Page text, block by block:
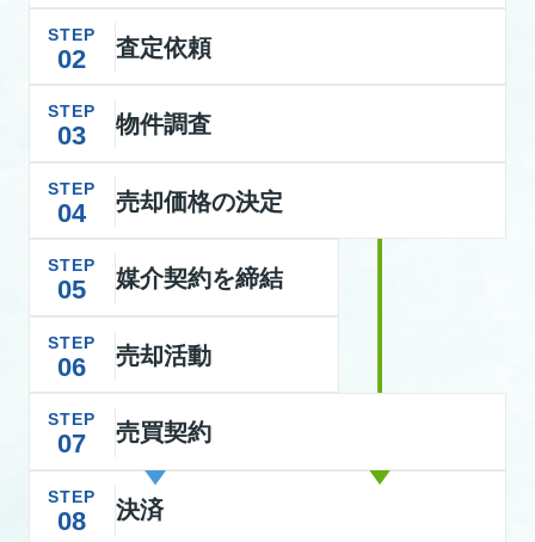
STEP
02 査定依頼
STEP
03 物件調査
STEP
04 売却価格の決定
STEP
05 媒介契約を締結
STEP
06 売却活動
STEP
07 売買契約
STEP
08 決済